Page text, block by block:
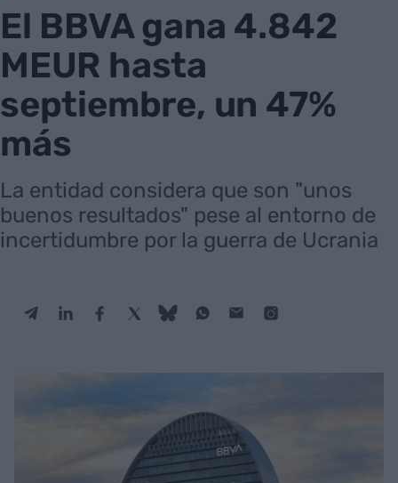
El BBVA gana 4.842
MEUR hasta
septiembre, un 47%
más
La entidad considera que son "unos
buenos resultados" pese al entorno de
incertidumbre por la guerra de Ucrania